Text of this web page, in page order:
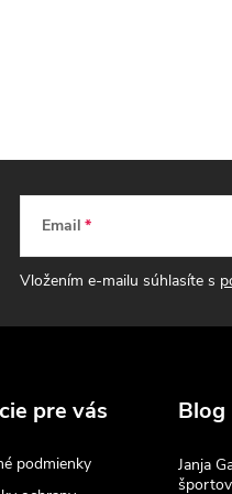
Email
Vložením e-mailu súhlasíte s
pre vás
podmienky
Blog
Janja